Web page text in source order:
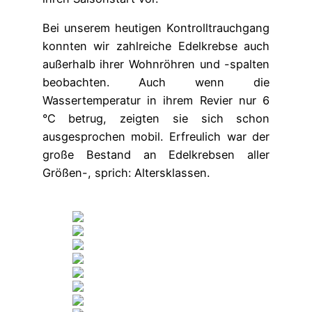
Bei unserem heutigen Kontrolltrauchgang
konnten wir zahlreiche Edelkrebse auch
außerhalb ihrer Wohnröhren und -spalten
beobachten. Auch wenn die
Wassertemperatur in ihrem Revier nur 6
°C betrug, zeigten sie sich schon
ausgesprochen mobil. Erfreulich war der
große Bestand an Edelkrebsen aller
Größen-, sprich: Altersklassen.